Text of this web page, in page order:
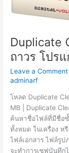
Duplicate
ถาวร โปร
Leave a Comment
adminarf
โหลด Duplicate
MB | Duplicate
ค้นหาชื่อไฟล์ที่มีชื่อ
ทั้งหมด ในเครื่อง ห
ไฟล์เอกสาร ไฟล์รูป
จะทำการเซฟบันทึก